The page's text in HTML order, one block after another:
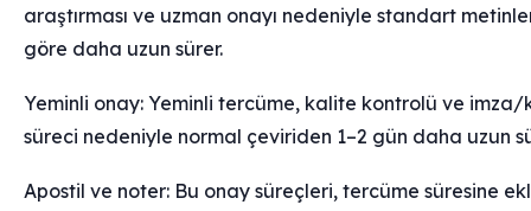
araştırması ve uzman onayı nedeniyle standart
göre daha uzun sürer.
Yeminli onay: Yeminli tercüme, kalite kontrolü ve imza/
süreci nedeniyle normal çeviriden 1–2 gün daha uzun
Apostil ve noter: Bu onay süreçleri, tercüme süresine